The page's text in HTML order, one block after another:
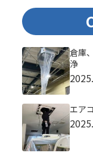
倉庫
浄
エア